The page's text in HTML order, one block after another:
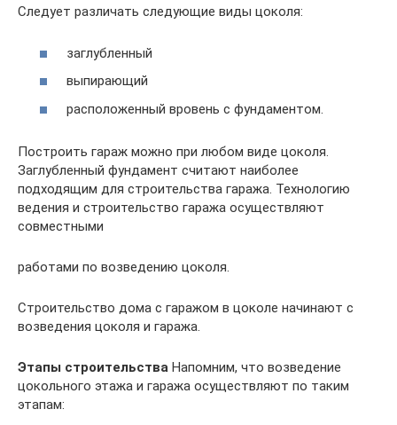
Следует различать следующие виды цоколя:
заглубленный
выпирающий
расположенный вровень с фундаментом.
Построить гараж можно при любом виде цоколя.
Заглубленный фундамент считают наиболее
подходящим для строительства гаража. Технологию
ведения и строительство гаража осуществляют
совместными
работами по возведению цоколя.
Строительство дома с гаражом в цоколе начинают с
возведения цоколя и гаража.
Этапы строительства Напомним, что возведение
цокольного этажа и гаража осуществляют по таким
этапам: